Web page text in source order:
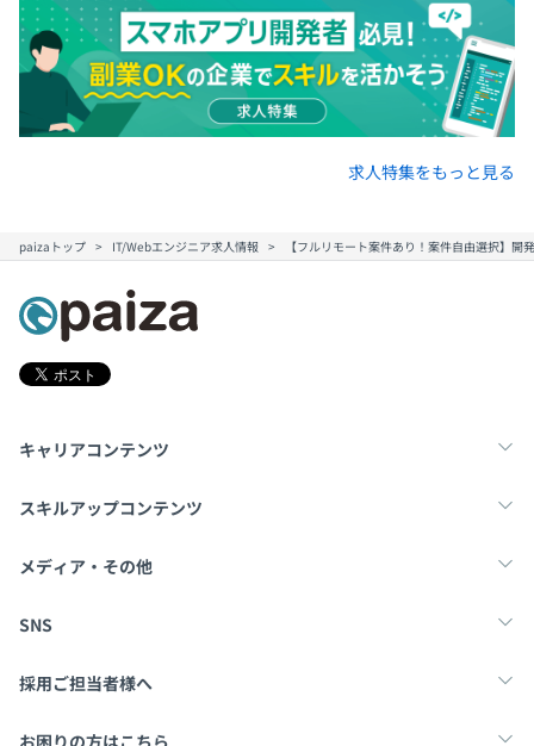
求人特集をもっと見る
paizaトップ IT/Webエンジニア求人情報 【フルリモート案件あり！案件自由選択】開
キャリアコンテンツ
転職・キャリア
スキルアップコンテンツ
学習
メディア・その他
Tech Team Journal
SNS
X
採用ご担当者様へ
採用・教育をお考えの企業様へ